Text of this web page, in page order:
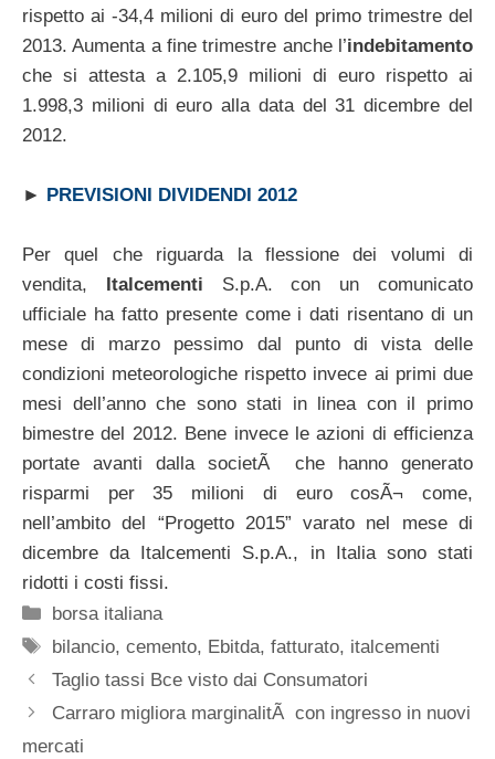
rispetto ai -34,4 milioni di euro del primo trimestre del
2013. Aumenta a fine trimestre anche l’indebitamento
che si attesta a 2.105,9 milioni di euro rispetto ai
1.998,3 milioni di euro alla data del 31 dicembre del
2012.
► PREVISIONI DIVIDENDI 2012
Per quel che riguarda la flessione dei volumi di
vendita, Italcementi S.p.A. con un comunicato
ufficiale ha fatto presente come i dati risentano di un
mese di marzo pessimo dal punto di vista delle
condizioni meteorologiche rispetto invece ai primi due
mesi dell’anno che sono stati in linea con il primo
bimestre del 2012. Bene invece le azioni di efficienza
portate avanti dalla societÃ che hanno generato
risparmi per 35 milioni di euro cosÃ¬ come,
nell’ambito del “Progetto 2015” varato nel mese di
dicembre da Italcementi S.p.A., in Italia sono stati
ridotti i costi fissi.
Categorie
borsa italiana
Tag
bilancio,cemento, Ebitda,fatturato, italcementi
Taglio tassi Bce visto dai Consumatori
Carraro migliora marginalitÃ con ingresso in nuovi
mercati